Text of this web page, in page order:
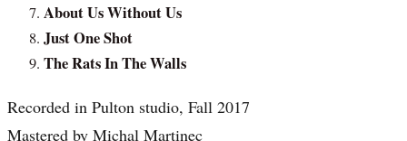
About Us Without Us
Just One Shot
The Rats In The Walls
Recorded in Pulton studio, Fall 2017
Mastered by Michal Martinec